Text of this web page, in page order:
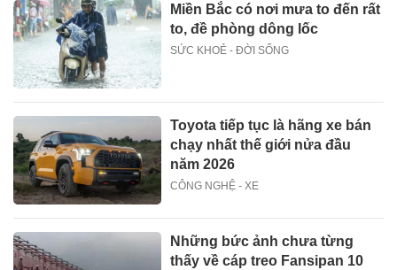
Miền Bắc có nơi mưa to đến rất
to, đề phòng dông lốc
SỨC KHOẺ - ĐỜI SỐNG
Toyota tiếp tục là hãng xe bán
chạy nhất thế giới nửa đầu
năm 2026
CÔNG NGHỆ - XE
Những bức ảnh chưa từng
thấy về cáp treo Fansipan 10